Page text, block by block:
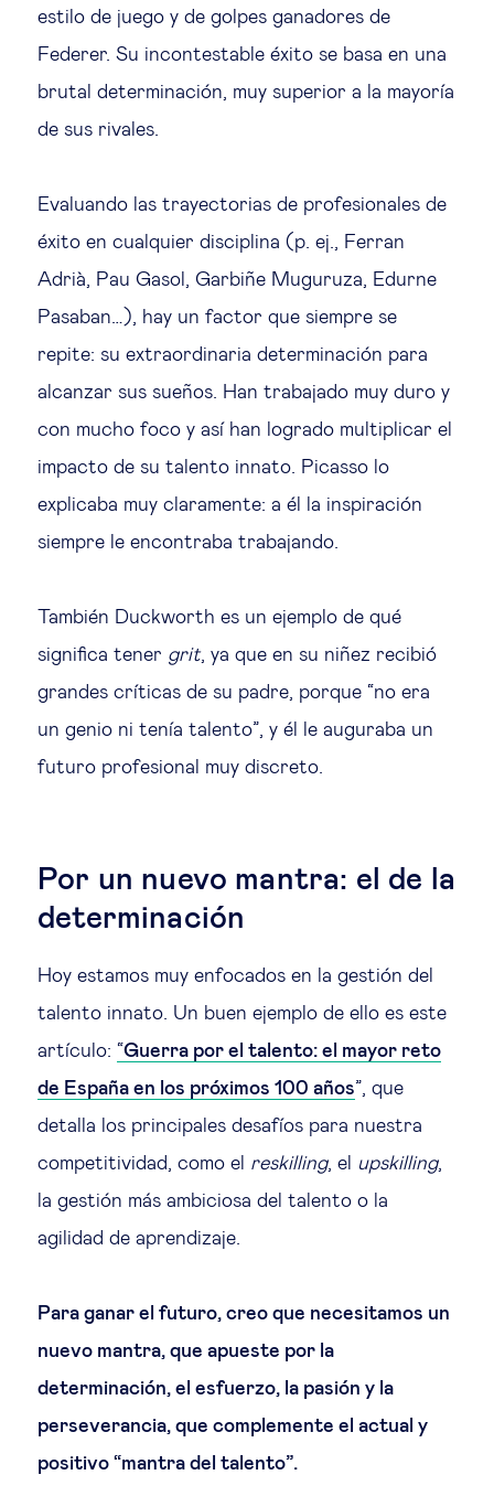
estilo de juego y de golpes ganadores de
Federer. Su incontestable éxito se basa en una
brutal determinación, muy superior a la mayoría
de sus rivales.
Evaluando las trayectorias de profesionales de
éxito en cualquier disciplina (p. ej., Ferran
Adrià, Pau Gasol, Garbiñe Muguruza, Edurne
Pasaban…), hay un factor que siempre se
repite: su extraordinaria determinación para
alcanzar sus sueños. Han trabajado muy duro y
con mucho foco y así han logrado multiplicar el
impacto de su talento innato. Picasso lo
explicaba muy claramente: a él la inspiración
siempre le encontraba trabajando.
También Duckworth es un ejemplo de qué
significa tener grit, ya que en su niñez recibió
grandes críticas de su padre, porque “no era
un genio ni tenía talento”, y él le auguraba un
futuro profesional muy discreto.
Por un nuevo mantra: el de la
determinación
Hoy estamos muy enfocados en la gestión del
talento innato. Un buen ejemplo de ello es este
artículo: “Guerra por el talento: el mayor reto
de España en los próximos 100 años”, que
detalla los principales desafíos para nuestra
competitividad, como el reskilling, el upskilling,
la gestión más ambiciosa del talento o la
agilidad de aprendizaje.
Para ganar el futuro, creo que necesitamos un
nuevo mantra, que apueste por la
determinación, el esfuerzo, la pasión y la
perseverancia, que complemente el actual y
positivo “mantra del talento”.